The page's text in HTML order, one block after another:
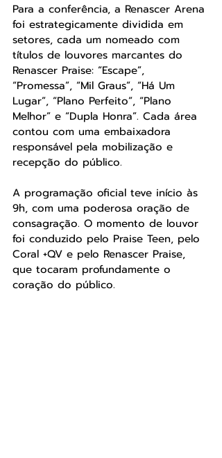
Para a conferência, a Renascer Arena
foi estrategicamente dividida em
setores, cada um nomeado com
títulos de louvores marcantes do
Renascer Praise: “Escape”,
“Promessa”, “Mil Graus”, “Há Um
Lugar”, “Plano Perfeito”, “Plano
Melhor” e “Dupla Honra”. Cada área
contou com uma embaixadora
responsável pela mobilização e
recepção do público.
A programação oficial teve início às
9h, com uma poderosa oração de
consagração. O momento de louvor
foi conduzido pelo Praise Teen, pelo
Coral +QV e pelo Renascer Praise,
que tocaram profundamente o
coração do público.